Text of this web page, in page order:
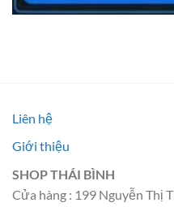
Liên hệ
Giới thiệu
SHOP THÁI BÌNH
Cửa hàng : 199 Nguyễn Thị